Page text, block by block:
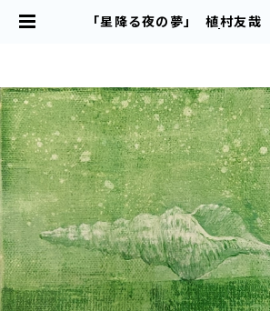
「星降る夜の夢」 植村友